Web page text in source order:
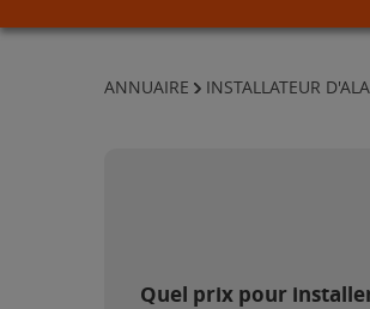
ANNUAIRE INSTALLATEUR
Quel prix pour